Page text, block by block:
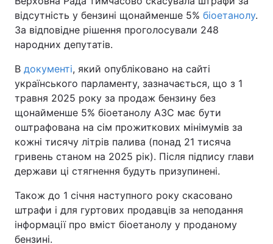
відсутність у бензині щонайменше 5% біоетанолу.
За відповідне рішення проголосували 248
народних депутатів.
В документі, який опубліковано на сайті
українського парламенту, зазначається, що з 1
травня 2025 року за продаж бензину без
щонайменше 5% біоетанолу АЗС має бути
оштрафована на сім прожиткових мінімумів за
кожні тисячу літрів палива (понад 21 тисяча
гривень станом на 2025 рік). Після підпису глави
держави ці стягнення будуть призупинені.
Також до 1 січня наступного року скасовано
штрафи і для гуртових продавців за неподання
інформації про вміст біоетанолу у проданому
бензині.